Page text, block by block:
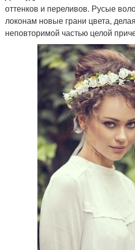
оттенков и переливов. Русые
локонам новые грани цвета,
неповторимой частью целой